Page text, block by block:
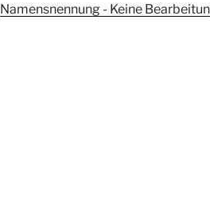
Namensnennung - Keine